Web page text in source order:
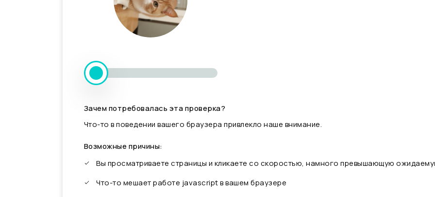
Зачем потребовалась эта проверка?
Что-то в поведении вашего браузера привлекло наше внимание.
Возможные причины:
Вы просматриваете страницы и кликаете со скоростью, намного превышающую
Что-то мешает работе javascript в вашем браузере